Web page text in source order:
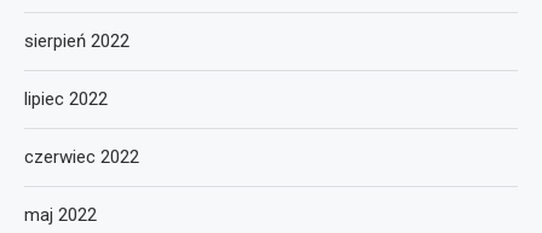
sierpień 2022
lipiec 2022
czerwiec 2022
maj 2022